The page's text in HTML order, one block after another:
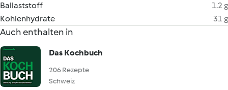
Ballaststoff
1.2 g
Kohlenhydrate
31 g
Auch enthalten in
Das Kochbuch
206 Rezepte
Schweiz